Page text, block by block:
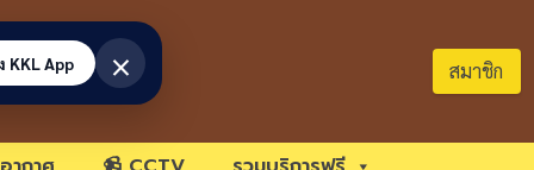
สมาชิก
KKL App ×